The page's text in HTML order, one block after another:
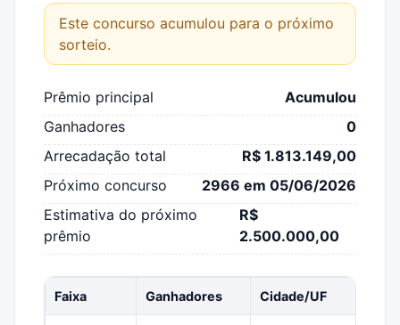
Este concurso acumulou para o próximo
sorteio.
Prêmio principal
Acumulou
Ganhadores
0
Arrecadação total
R$ 1.813.149,00
Próximo concurso
2966 em 05/06/2026
Estimativa do próximo
prêmio
R$
2.500.000,00
Faixa Ganhadores Cidade/UF